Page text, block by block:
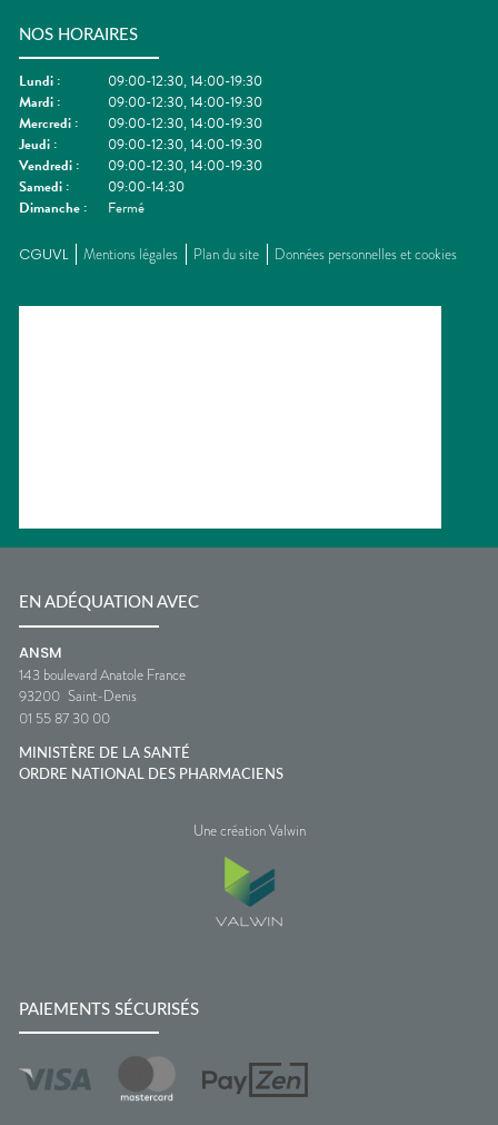
NOS HORAIRES
Lundi :
09:00-12:30, 14:00-19:30
Mardi :
09:00-12:30, 14:00-19:30
Mercredi :
09:00-12:30, 14:00-19:30
Jeudi :
09:00-12:30, 14:00-19:30
Vendredi :
09:00-12:30, 14:00-19:30
Samedi :
09:00-14:30
Dimanche : Fermé
CGUVL Mentions légales Plan du site Données personnelles et cookies
EN ADÉQUATION AVEC
ANSM
143 boulevard Anatole France
93200 Saint-Denis
01 55 87 30 00
MINISTÈRE DE LA SANTÉ
ORDRE NATIONAL DES PHARMACIENS
Une création Valwin
PAIEMENTS SÉCURISÉS